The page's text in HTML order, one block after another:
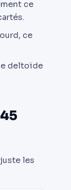
ce
ce
deltoïde
les